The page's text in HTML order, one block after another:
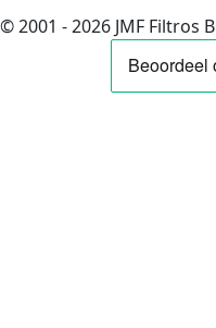
© 2001 - 2026 JMF Filtros